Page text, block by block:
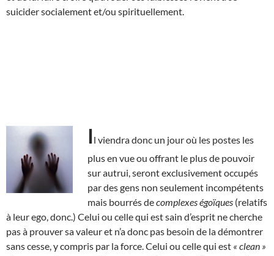
suicider socialement et/ou spirituellement.
Il viendra donc un jour où les postes les
plus en vue ou offrant le plus de pouvoir
sur autrui, seront exclusivement occupés
par des gens non seulement incompétents
mais bourrés decomplexes égoïques (relatifs
à leur ego, donc.) Celui ou celle qui est sain d’esprit ne cherche
pas à prouver sa valeur et n’a donc pas besoin de la démontrer
sans cesse, y compris par la force. Celui ou celle qui est « clean »